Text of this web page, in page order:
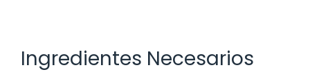
Ingredientes Necesarios